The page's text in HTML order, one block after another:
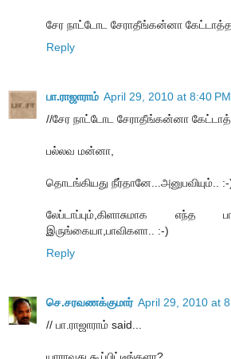
சேர நாட்டோட சேராதீங்கன்னா
Reply
பா.ராஜாராம் April 29, 2010 at 8:40 PM
//சேர நாட்டோட சேராதீங்கன்னா
பல்லவ மன்னா,
தொடங்கியது நீர்தானே...அனுபவியும்.. :-
லேப்டாப்பும்,கிளாசுமாக எந்த
இருங்கையா,பாவிகளா.. :-)
Reply
செ.சரவணக்குமார் April 29, 2010 at
// பா.ராஜாராம் said...
யாராவது கூப்பிட்டீங்களா?